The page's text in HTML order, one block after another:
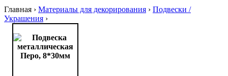
Главная › Материалы для декорирования › Подвески /
Украшения ›